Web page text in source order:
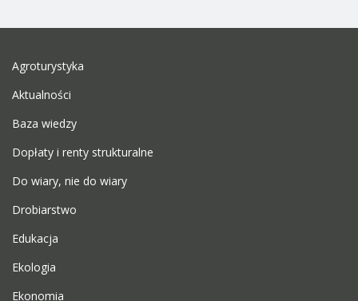
Agroturystyka
Aktualności
Baza wiedzy
Dopłaty i renty strukturalne
Do wiary, nie do wiary
Drobiarstwo
Edukacja
Ekologia
Ekonomia